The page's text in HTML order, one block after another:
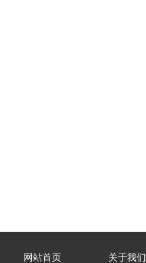
网站首页 关于我们